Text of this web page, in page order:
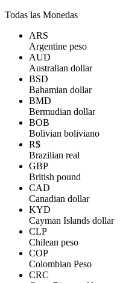
Todas las Monedas
ARS
Argentine peso
AUD
Australian dollar
BSD
Bahamian dollar
BMD
Bermudian dollar
BOB
Bolivian boliviano
R$
Brazilian real
GBP
British pound
CAD
Canadian dollar
KYD
Cayman Islands dollar
CLP
Chilean peso
COP
Colombian Peso
CRC